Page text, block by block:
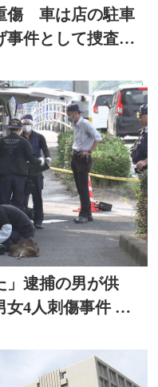
傷 車は店の駐車
事件として捜査
」逮捕の男が供
4人刺傷事件 被